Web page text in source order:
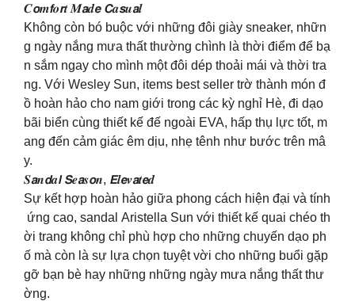
𝑪𝙤𝒎𝙛𝒐𝙧𝒕 𝑴𝙖𝒅𝙚 𝘾𝒂𝙨𝒖𝙖𝒍
Không còn bó buộc với những đôi giày sneaker, nhữn
g ngày nắng mưa thất thường chình là thời điểm để bạ
n sắm ngay cho mình một đôi dép thoải mái và thời tra
ng. Với Wesley Sun, items best seller trờ thành món đ
ồ hoàn hảo cho nam giới trong các kỳ nghỉ Hè, đi dạo
bãi biển cùng thiết kế đế ngoài EVA, hấp thụ lực tốt, m
ang đến cảm giác êm dịu, nhẹ tênh như bước trên mâ
y.
𝑺𝙖𝒏𝙙𝒂𝙡 𝙎𝒆𝙖𝒔𝙤𝒏, 𝙀𝒍𝙚𝒗𝙖𝒕𝙚𝒅
Sự kết hợp hoàn hảo giữa phong cách hiện đại và tính
ứng cao, sandal Aristella Sun với thiết kế quai chéo th
ời trang không chỉ phù hợp cho những chuyến dạo ph
ố mà còn là sự lựa chọn tuyệt vời cho những buổi gặp
gỡ bạn bè hay những những ngày mưa nắng thất thư
ờng.